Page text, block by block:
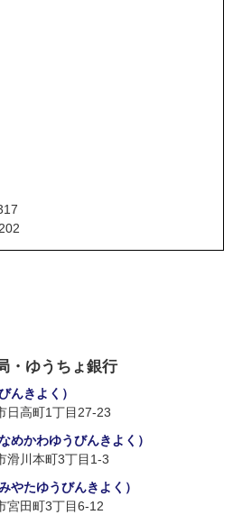
・ゆうちょ銀行
んきよく）
高町1丁目27-23
めかわゆうびんきよく）
川本町3丁目1-3
やたゆうびんきよく）
田町3丁目6-12